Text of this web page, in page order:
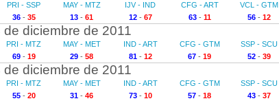
PRI - SSP
36- 35
MAY - MTZ
13 - 61
IJV - IND
12- 67
CFG - ART
63- 11
VCL - GTM
56- 12
de diciembre de 2011
PRI - MTZ
69- 19
MAY - MET
29 - 58
IND - ART
81- 12
CFG - GTM
67 - 19
SSP - SCU
52- 39
de diciembre de 2011
PRI - MTZ
55- 20
MAY - MET
31 - 46
IND - ART
73- 10
CFG - GTM
57 - 18
SSP - SCU
43- 37